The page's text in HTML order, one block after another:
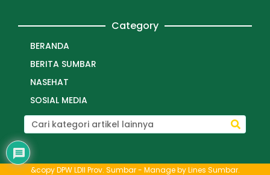
Category
BERANDA
BERITA SUMBAR
NASEHAT
SOSIAL MEDIA
&copy DPW LDII Prov. Sumbar - Manage byLines Sumbar.